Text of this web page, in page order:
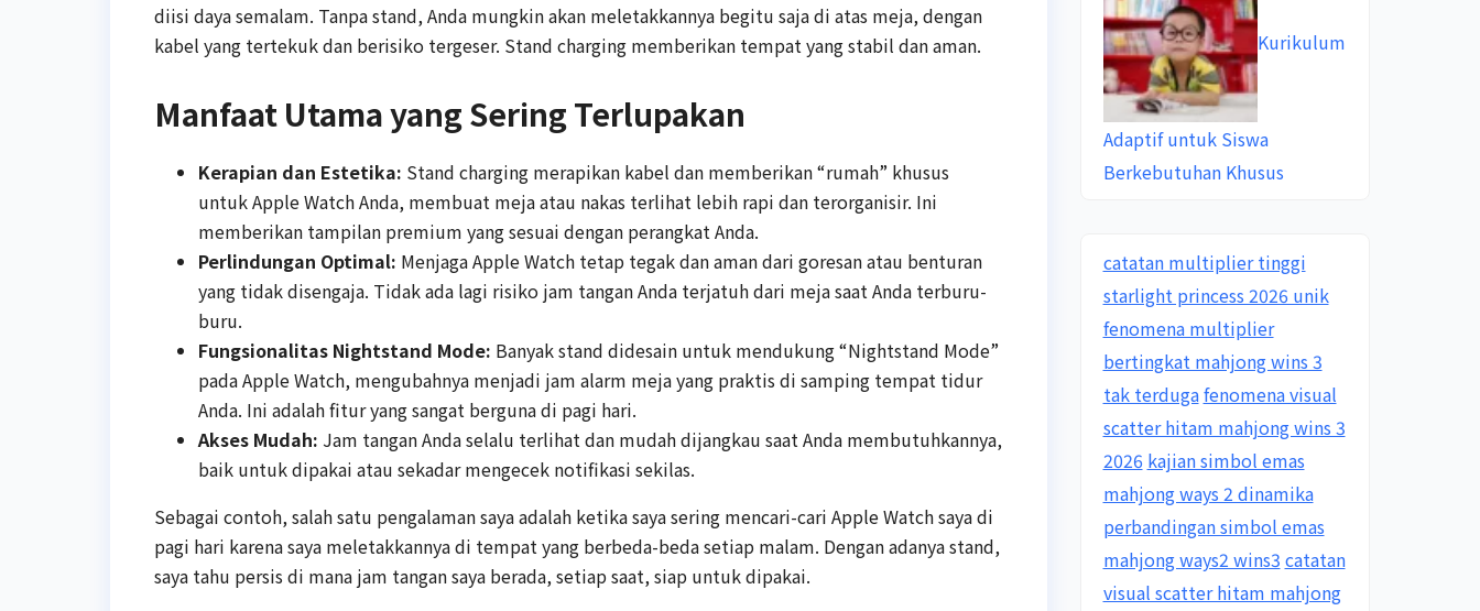
diisi daya semalam. Tanpa stand, Anda mungkin akan meletakkannya begitu saja di atas meja, dengan
kabel yang tertekuk dan berisiko tergeser. Stand charging memberikan tempat yang stabil dan aman.
Manfaat Utama yang Sering Terlupakan
Kerapian dan Estetika: Stand charging merapikan kabel dan memberikan “rumah” khusus
untuk Apple Watch Anda, membuat meja atau nakas terlihat lebih rapi dan terorganisir. Ini
memberikan tampilan premium yang sesuai dengan perangkat Anda.
Perlindungan Optimal: Menjaga Apple Watch tetap tegak dan aman dari goresan atau benturan
yang tidak disengaja. Tidak ada lagi risiko jam tangan Anda terjatuh dari meja saat Anda terburu-
buru.
Fungsionalitas Nightstand Mode: Banyak stand didesain untuk mendukung “Nightstand Mode”
pada Apple Watch, mengubahnya menjadi jam alarm meja yang praktis di samping tempat tidur
Anda. Ini adalah fitur yang sangat berguna di pagi hari.
Akses Mudah: Jam tangan Anda selalu terlihat dan mudah dijangkau saat Anda membutuhkannya,
baik untuk dipakai atau sekadar mengecek notifikasi sekilas.
Sebagai contoh, salah satu pengalaman saya adalah ketika saya sering mencari-cari Apple Watch saya di
pagi hari karena saya meletakkannya di tempat yang berbeda-beda setiap malam. Dengan adanya stand,
saya tahu persis di mana jam tangan saya berada, setiap saat, siap untuk dipakai.
Kurikulum
Adaptif untuk Siswa
Berkebutuhan Khusus
catatan multiplier tinggi
starlight princess 2026 unik
fenomena multiplier
bertingkat mahjong wins 3
tak terdugafenomena visual
scatter hitam mahjong wins 3
2026 kajian simbol emas
mahjong ways 2 dinamika
perbandingan simbol emas
mahjong ways2 wins3 catatan
visual scatter hitam mahjong